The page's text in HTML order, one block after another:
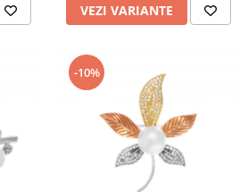
VEZI VARIANTE
-10%